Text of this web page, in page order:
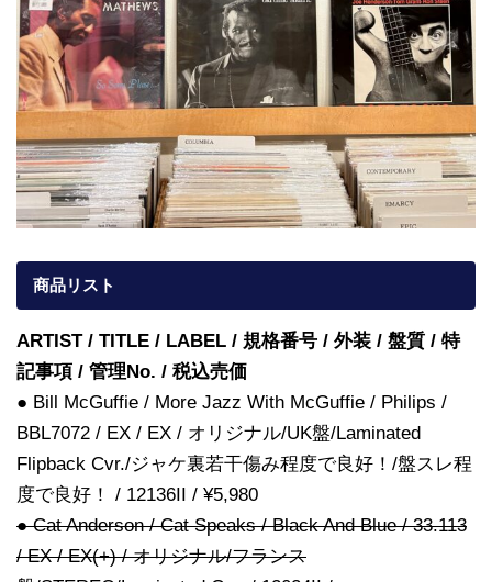
商品リスト
ARTIST / TITLE / LABEL / 規格番号 / 外装 / 盤質 / 特
記事項 / 管理No. / 税込売価
● Bill McGuffie / More Jazz With McGuffie / Philips /
BBL7072 / EX / EX / オリジナル/UK盤/Laminated
Flipback Cvr./ジャケ裏若干傷み程度で良好！/盤スレ程
度で良好！ / 12136II / ¥5,980
● Cat Anderson / Cat Speaks / Black And Blue / 33.113
/ EX / EX(+) / オリジナル/フランス